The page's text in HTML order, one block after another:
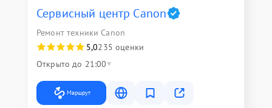
Сервисный центр Canon
Ремонт техники Canon
5,0235 оценки
Открыто до 21:00
Маршрут